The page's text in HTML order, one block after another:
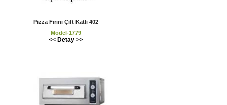
Pizza Fırını Çift Katlı 402
Model-1779
<< Detay >>